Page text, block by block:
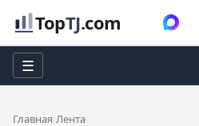
TopTJ.com
☰
Главная Лента